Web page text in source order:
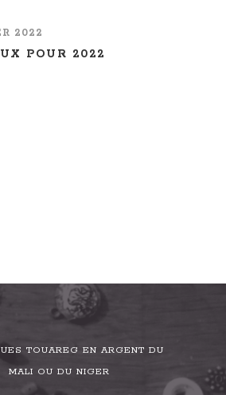
2022
POUR 2022
TOUAREG EN ARGENT DU
MALI OU DU NIGER